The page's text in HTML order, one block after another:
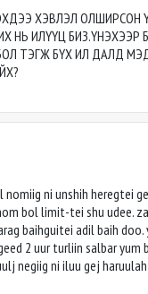
ХЭВЛЭЛ ОЛШИРСОН
НЬ ИЛҮҮЦ БИЗ.ҮНЭХЭЭР
ТЭГЖ БҮХ ИЛ ДАЛД
nomiig ni unshih heregtei
bol limit-tei shu udee.
baihguitei adil baih doo.
2 uur turliin salbar yum
negiig ni iluu gej